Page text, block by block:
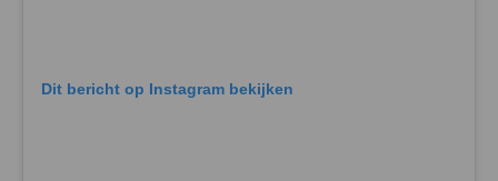
Dit bericht op Instagram bekijken